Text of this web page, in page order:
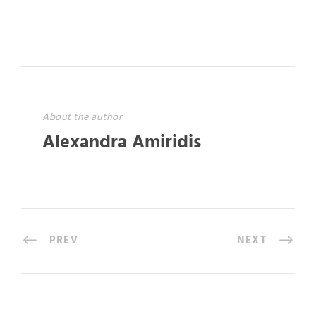
About the author
Alexandra Amiridis
PREV NEXT